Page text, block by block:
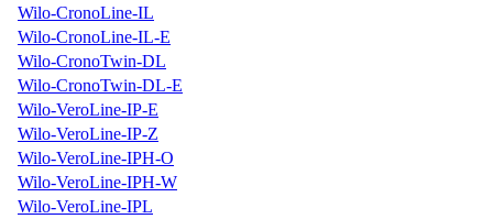
Wilo-CronoLine-IL
Wilo-CronoLine-IL-E
Wilo-CronoTwin-DL
Wilo-CronoTwin-DL-E
Wilo-VeroLine-IP-E
Wilo-VeroLine-IP-Z
Wilo-VeroLine-IPH-O
Wilo-VeroLine-IPH-W
Wilo-VeroLine-IPL